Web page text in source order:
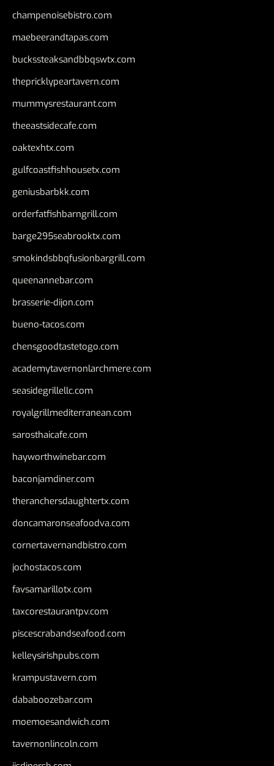
champenoisebistro.com
maebeerandtapas.com
buckssteaksandbbqswtx.com
thepricklypeartavern.com
mummysrestaurant.com
theeastsidecafe.com
oaktexhtx.com
gulfcoastfishhousetx.com
geniusbarbkk.com
orderfatfishbarngrill.com
barge295seabrooktx.com
smokindsbbqfusionbargrill.com
queenannebar.com
brasserie-dijon.com
bueno-tacos.com
chensgoodtastetogo.com
academytavernonlarchmere.com
seasidegrillellc.com
royalgrillmediterranean.com
sarosthaicafe.com
hayworthwinebar.com
baconjamdiner.com
theranchersdaughtertx.com
doncamaronseafoodva.com
cornertavernandbistro.com
jochostacos.com
favsamarillotx.com
taxcorestaurantpv.com
piscescrabandseafood.com
kelleysirishpubs.com
krampustavern.com
dababoozebar.com
moemoesandwich.com
tavernonlincoln.com